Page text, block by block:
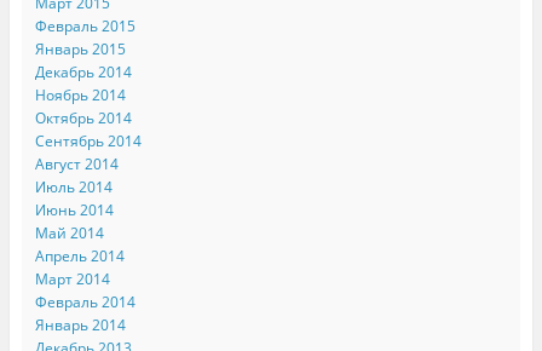
Февраль 2015
Январь 2015
Декабрь 2014
Ноябрь 2014
Октябрь 2014
Сентябрь 2014
Август 2014
Июль 2014
Июнь 2014
Май 2014
Апрель 2014
Март 2014
Февраль 2014
Январь 2014